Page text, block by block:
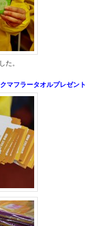
。
マフラータオルプレゼント